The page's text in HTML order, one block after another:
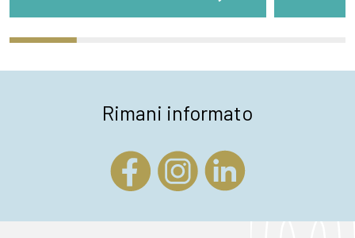
Rimani informato